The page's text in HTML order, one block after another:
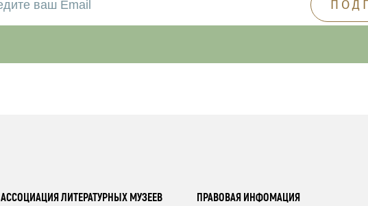
АССОЦИАЦИЯ ЛИТЕРАТУРНЫХ МУЗЕЕВ ПРАВОВАЯ ИНФОМАЦИЯ